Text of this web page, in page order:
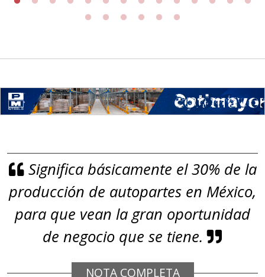
Empresa en Jalisco
GRAFITO LAMINADO EN
ROLLO
Especificaciones:
Requisitos: Garantizar composición
química y origen adecuados
(especialmente para grafito) y
Significa básicamente el 30% de la
producción de autopartes en México,
para que vean la gran oportunidad
de negocio que se tiene.
NOTA COMPLETA